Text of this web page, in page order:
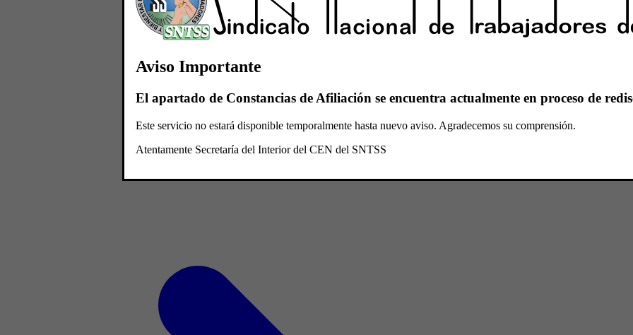
Aviso Importante
El apartado de Constancias de Afiliación se encuentra actualmente en proceso de
Este servicio no estará disponible temporalmente hasta nuevo aviso. Agradecemos su comprensión.
Atentamente Secretaría del Interior del CEN del SNTSS